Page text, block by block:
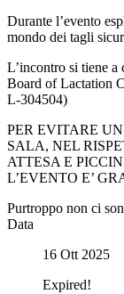
Durante l’evento
mondo dei tagli
L’incontro si tiene
Board of Lactation
L-304504)
PER EVITARE
SALA, NEL
ATTESA E
L’EVENTO E’
Purtroppo non ci
Data
16 Ott 2025
Expired!